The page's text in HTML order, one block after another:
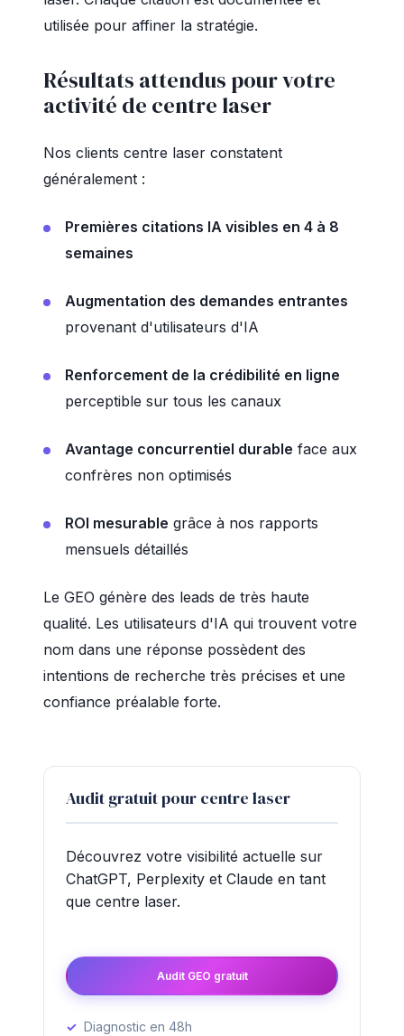
utilisée pour affiner la stratégie.
Résultats attendus pour votre
activité de centre laser
Nos clients centre laser constatent
généralement :
Premières citations IA visibles en 4 à 8
semaines
Augmentation des demandes entrantes
provenant d'utilisateurs d'IA
Renforcement de la crédibilité en ligne
perceptible sur tous les canaux
Avantage concurrentiel durable face aux
confrères non optimisés
ROI mesurable grâce à nos rapports
mensuels détaillés
Le GEO génère des leads de très haute
qualité. Les utilisateurs d'IA qui trouvent votre
nom dans une réponse possèdent des
intentions de recherche très précises et une
confiance préalable forte.
Audit gratuit pour centre laser
Découvrez votre visibilité actuelle sur
ChatGPT, Perplexity et Claude en tant
que centre laser.
Audit GEO gratuit
Diagnostic en 48h